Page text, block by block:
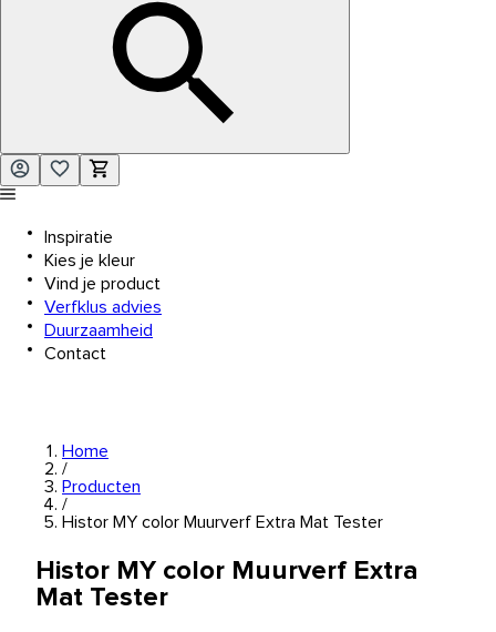
Inspiratie
Kies je kleur
Vind je product
Verfklus advies
Duurzaamheid
Contact
Home
/
Producten
/
Histor MY color Muurverf Extra Mat Tester
Histor MY color Muurverf Extra
Mat Tester